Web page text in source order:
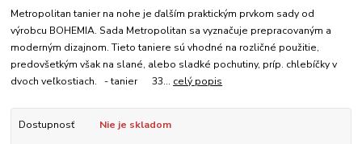
Metropolitan tanier na nohe je ďalším praktickým prvkom sady od
výrobcu BOHEMIA. Sada Metropolitan sa vyznačuje prepracovaným a
moderným dizajnom. Tieto taniere sú vhodné na rozličné použitie,
predovšetkým však na slané, alebo sladké pochutiny, príp. chlebíčky v
dvoch veľkostiach. - tanier 33... celý popis
Dostupnosť Nie je skladom